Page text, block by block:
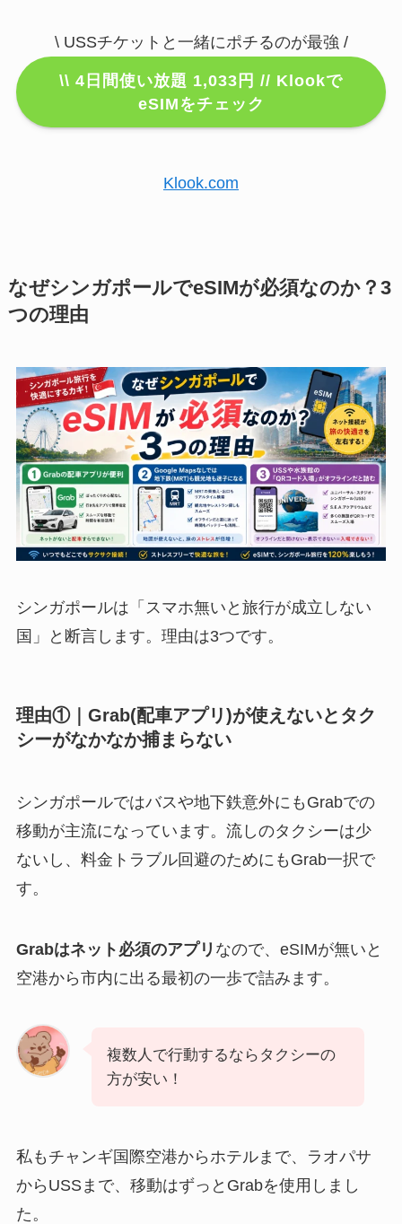
\ USSチケットと一緒にポチるのが最強 /
\\ 4日間使い放題 1,033円 // Klookで
eSIMをチェック
Klook.com
なぜシンガポールでeSIMが必須なのか？3
つの理由
シンガポールは「スマホ無いと旅行が成立しない
国」と断言します。理由は3つです。
理由①｜Grab(配車アプリ)が使えないとタク
シーがなかなか捕まらない
シンガポールではバスや地下鉄意外にもGrabでの
移動が主流になっています。流しのタクシーは少
ないし、料金トラブル回避のためにもGrab一択で
す。
Grabはネット必須のアプリ なので、eSIMが無いと
空港から市内に出る最初の一歩で詰みます。
複数人で行動するならタクシーの
方が安い！
私もチャンギ国際空港からホテルまで、ラオパサ
からUSSまで、移動はずっとGrabを使用しまし
た。